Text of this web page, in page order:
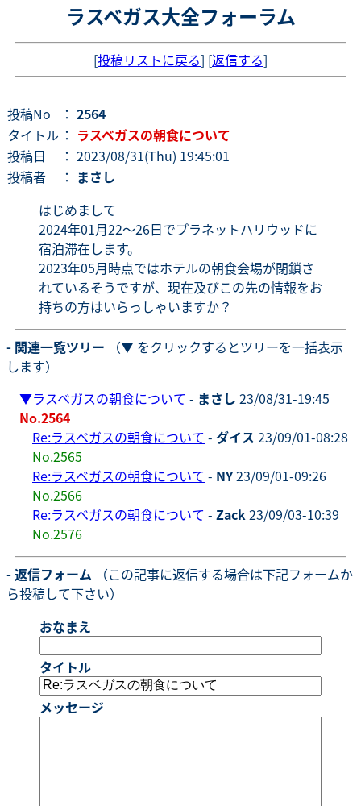
ラスベガス大全フォーラム
[投稿リストに戻る] [返信する]
投稿No ： 2564
タイトル ： ラスベガスの朝食について
投稿日
： 2023/08/31(Thu) 19:45:01
投稿者
： まさし
はじめまして
2024年01月22～26日でプラネットハリウッドに
宿泊滞在します。
2023年05月時点ではホテルの朝食会場が閉鎖さ
れているそうですが、現在及びこの先の情報をお
持ちの方はいらっしゃいますか？
- 関連一覧ツリー （▼ をクリックするとツリーを一括表示
します）
▼ラスベガスの朝食について - まさし 23/08/31-19:45
No.2564
Re:ラスベガスの朝食について - ダイス 23/09/01-08:28
No.2565
Re:ラスベガスの朝食について - NY23/09/01-09:26
No.2566
Re:ラスベガスの朝食について - Zack23/09/03-10:39
No.2576
- 返信フォーム （この記事に返信する場合は下記フォームか
ら投稿して下さい）
おなまえ
タイトル
メッセージ